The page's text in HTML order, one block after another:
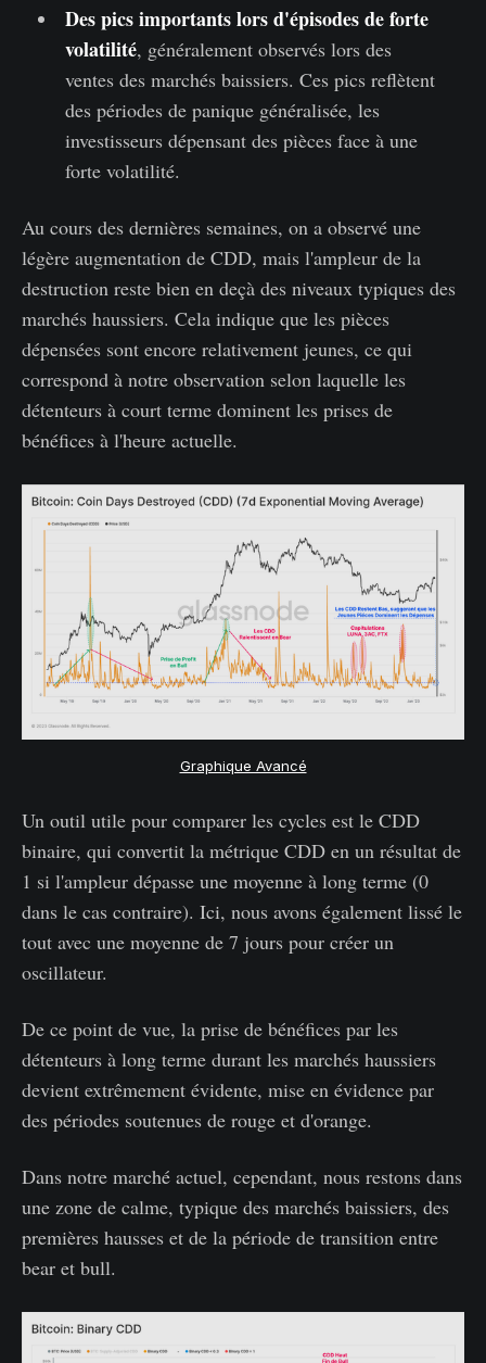
Des pics importants lors d'épisodes de forte
volatilité, généralement observés lors des
ventes des marchés baissiers. Ces pics reflètent
des périodes de panique généralisée, les
investisseurs dépensant des pièces face à une
forte volatilité.
Au cours des dernières semaines, on a observé une
légère augmentation de CDD, mais l'ampleur de la
destruction reste bien en deçà des niveaux typiques des
marchés haussiers. Cela indique que les pièces
dépensées sont encore relativement jeunes, ce qui
correspond à notre observation selon laquelle les
détenteurs à court terme dominent les prises de
bénéfices à l'heure actuelle.
Graphique Avancé
Un outil utile pour comparer les cycles est le CDD
binaire, qui convertit la métrique CDD en un résultat de
1 si l'ampleur dépasse une moyenne à long terme (0
dans le cas contraire). Ici, nous avons également lissé le
tout avec une moyenne de 7 jours pour créer un
oscillateur.
De ce point de vue, la prise de bénéfices par les
détenteurs à long terme durant les marchés haussiers
devient extrêmement évidente, mise en évidence par
des périodes soutenues de rouge et d'orange.
Dans notre marché actuel, cependant, nous restons dans
une zone de calme, typique des marchés baissiers, des
premières hausses et de la période de transition entre
bear et bull.